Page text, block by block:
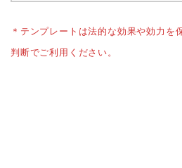
＊テンプレートは法的な効果や効力を
判断でご利用ください。